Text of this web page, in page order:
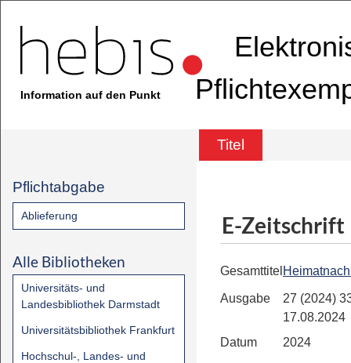
Information auf den Punkt
Titel
Pflichtabgabe
Ablieferung
Alle Bibliotheken
Universitäts- und
Landesbibliothek Darmstadt
Universitätsbibliothek Frankfurt
Hochschul-, Landes- und
E-Zeitschrift
Gesamttitel
Ausgabe
27 (2024)
17.08.2024
Datum
2024